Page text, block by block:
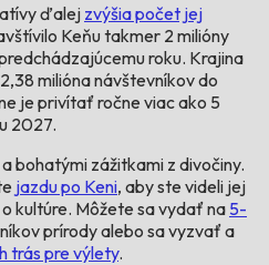
ďalej zvýšia počet jej
Keňu takmer 2 milióny
roku. Krajina
milióna návštevníkov do
je privítať ročne viac ako 5
2027.
bohatými zážitkami z divočiny.
jazdu po Keni, aby ste videli jej
kultúre. Môžete sa vydať na 5-
prírody alebo sa vyzvať a
trás pre výlety.